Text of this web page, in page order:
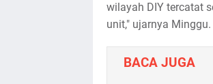
wilayah DIY tercatat
unit," ujarnya Minggu.
BACA JUGA